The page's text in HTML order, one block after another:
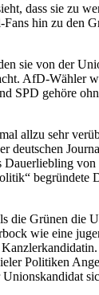
dass sie zu
hin zu den
sie von der
AfD-
SPD gehöre
allzu sehr
begründete
Grünen die
wie eine
Politiken